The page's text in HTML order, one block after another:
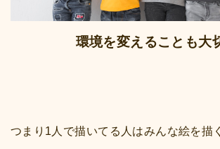
環境を変えることも大
つまり1人で描いてる人はみんな絵を描